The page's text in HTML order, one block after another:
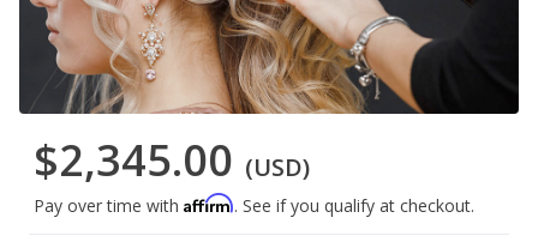
$2,345.00 (USD)
Pay over time with Affirm. See if you qualify at checkout.